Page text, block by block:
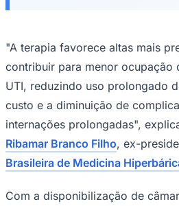
Mundial 2026
Times - Ir direto
"A terapia favorece altas mais
contribuir para menor ocupação
UTI, reduzindo uso prolongado
custo e a diminuição de
internações prolongadas",
Ribamar Branco Filho, ex-
Brasileira de Medicina
Com a disponibilização de